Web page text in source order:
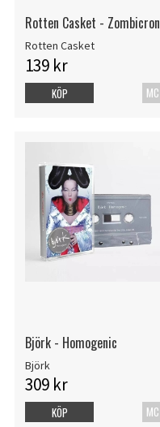
Rotten Casket - Zombicron
Rotten Casket
139 kr
MC
KÖP
Björk - Homogenic
Björk
309 kr
MC
KÖP